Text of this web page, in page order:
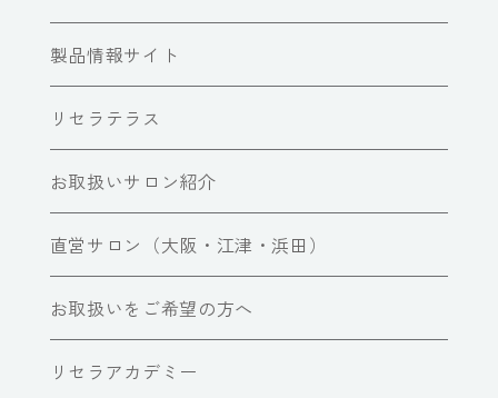
製品情報サイト
リセラテラス
お取扱いサロン紹介
直営サロン（大阪・江津・浜田）
お取扱いをご希望の方へ
リセラアカデミー